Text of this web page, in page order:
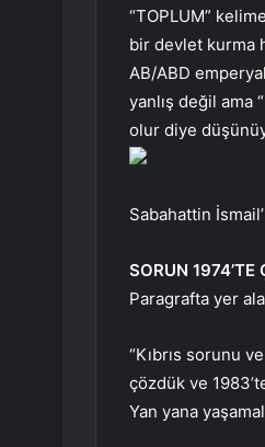
“TOPLUM”
bir devlet kurma
AB/ABD
yanlış değil ama
olur diye
Sabahattin
SORUN 1974’TE
Paragrafta yer
“Kıbrıs sorunu
çözdük ve
Yan yana